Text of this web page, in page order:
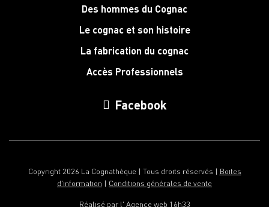
Des hommes du Cognac
Le cognac et son histoire
La fabrication du cognac
Accès Professionnels
Facebook
Copyright 2026 La Cognathèque | Tous droits réservés | Boites
d'information | Conditions générales de vente
Réalisé par l' Agence web 16h33